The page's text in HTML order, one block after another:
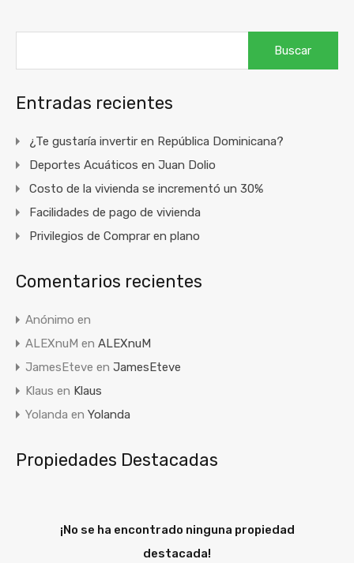
Entradas recientes
¿Te gustaría invertir en República Dominicana?
Deportes Acuáticos en Juan Dolio
Costo de la vivienda se incrementó un 30%
Facilidades de pago de vivienda
Privilegios de Comprar en plano
Comentarios recientes
Anónimo en
ALEXnuM en ALEXnuM
JamesEteve en JamesEteve
Klaus en Klaus
Yolanda en Yolanda
Propiedades Destacadas
¡No se ha encontrado ninguna propiedad
destacada!